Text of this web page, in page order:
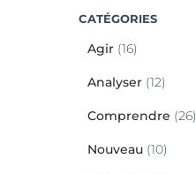
CATÉGORIES
Agir(16)
Analyser(12)
Comprendre (26)
Nouveau(10)